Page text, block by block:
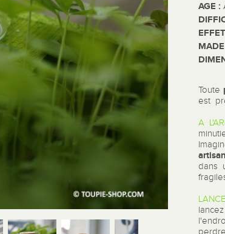
AGE :
Toute
est
A
dans